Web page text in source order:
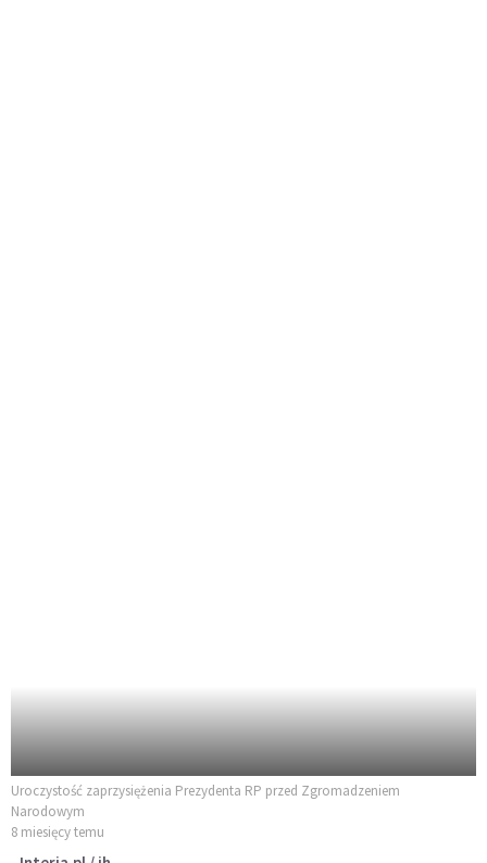
Uroczystość zaprzysiężenia Prezydenta RP przed Zgromadzeniem
Narodowym
8 miesięcy temu